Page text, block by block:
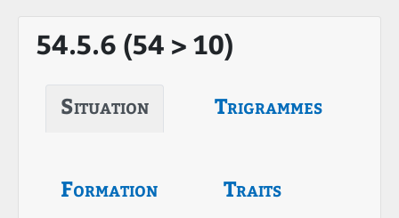
54.5.6 (54 > 10)
Situation Trigrammes
Formation Traits